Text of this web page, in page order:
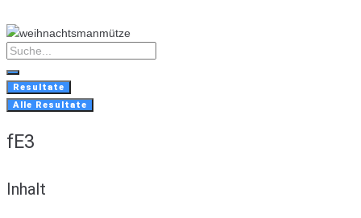
to
content
Search
...
Resultate
Alle Resultate
fE3
Inhalt